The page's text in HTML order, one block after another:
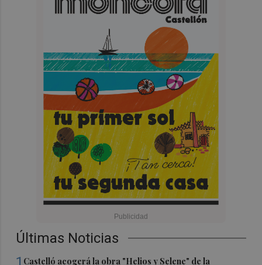
Últimas Noticias
Castelló acogerá la obra "Helios y Selene" de la